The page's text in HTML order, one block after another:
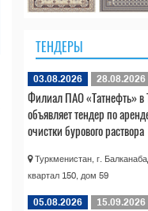
ТЕНДЕРЫ
03.08.2026 28.08.2026
Филиал ПАО «Татнефть» в
объявляет тендер по
очистки бурового раствора
Туркменистан, г.
квартал 150, дом 59
05.08.2026 15.09.2026